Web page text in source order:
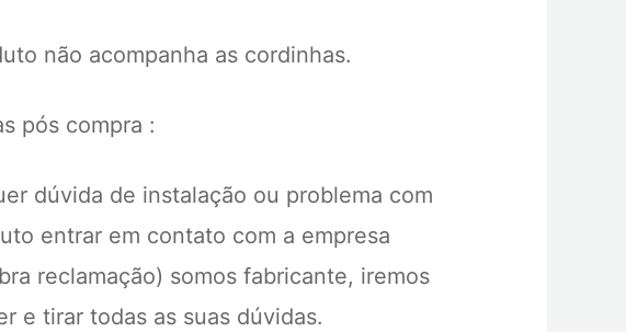
não acompanha as cordinhas.
pós compra :
dúvida de instalação ou problema com
entrar em contato com a empresa
reclamação) somos fabricante, iremos
e tirar todas as suas dúvidas.